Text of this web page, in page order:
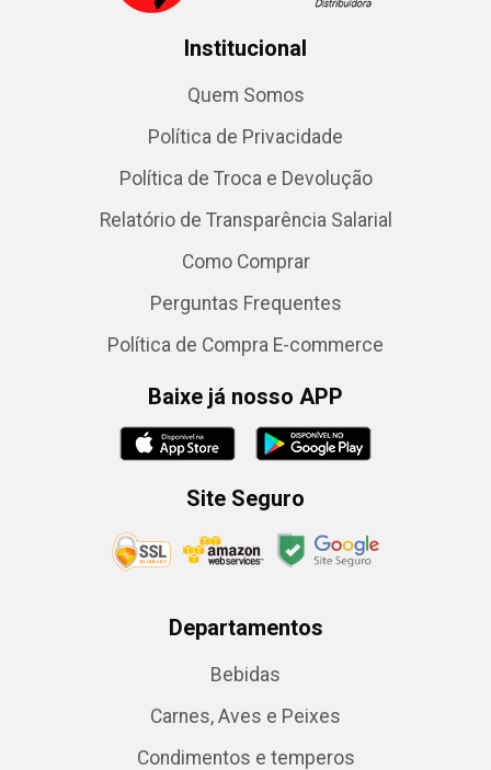
Institucional
Quem Somos
Política de Privacidade
Política de Troca e Devolução
Relatório de Transparência Salarial
Como Comprar
Perguntas Frequentes
Política de Compra E-commerce
Baixe já nosso APP
Site Seguro
Departamentos
Bebidas
Carnes, Aves e Peixes
Condimentos e temperos